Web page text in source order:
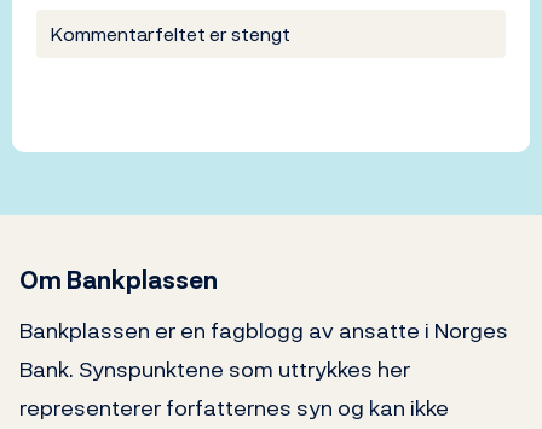
Kommentarfeltet er stengt
Om Bankplassen
Bankplassen er en fagblogg av ansatte i Norges
Bank. Synspunktene som uttrykkes her
representerer forfatternes syn og kan ikke